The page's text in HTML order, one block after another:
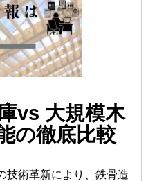
vs 大規模木
の徹底比較
技術革新により、鉄骨造